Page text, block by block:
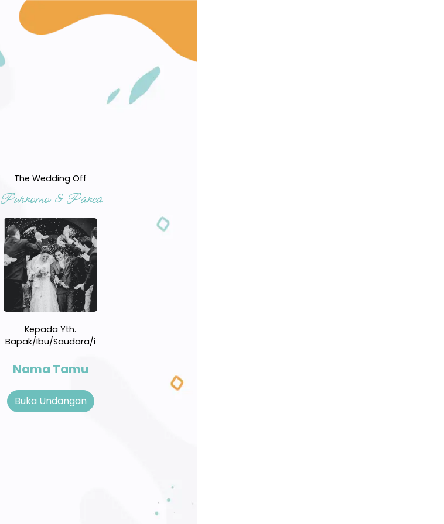
The Wedding Off
Purnomo & Panca
Kepada Yth.
Bapak/Ibu/Saudara/i
Nama Tamu
Buka Undangan